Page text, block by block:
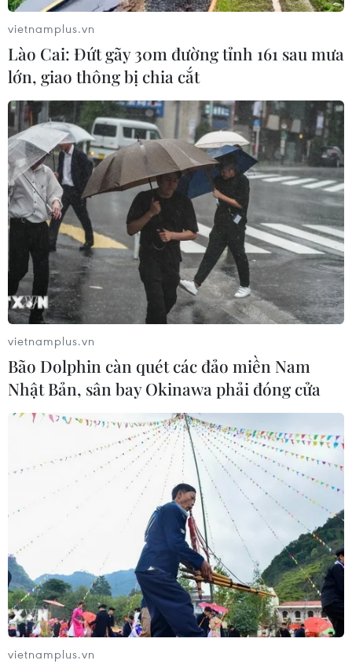
Nhà hát Lớn mở rộng cửa với các loại hình nghệ thuật truyền
thống. (Ảnh: Doãn Đức/Vietnam+)
Tái hiện hình ảnh Hà Nội mùa Đông 1946
Hướng tới kỷ niệm 70 năm ngày Toàn quốc
kháng chiến (19/12/1946-19/12/2016), nhiều
triển lãm ảnh, tư liệu lịch sử được tổ chức; tiêu
biểu như triển lãm “Sống mãi với Thủ đô” tại
Trung tâm Bảo tồn Di sản Thăng Long-Hà Nội
(số 19C Hoàng Diệu, Hà Nội), triển lãm “Bản
hùng ca mùa Đông năm 1946” tại Bảo tàng Lịch
sử Quân sự Việt Nam (số 28A, Điện Biên Phủ, Hà
Nội)…
Các tài liệu, hiện vật được trưng bày một lần
nữa khẳng định những thành quả cách mạng vĩ
đại của dân tộc dưới sự lãnh đạo của Đảng và
Chủ tịch Hồ Chí Minh trong sự nghiệp đấu tranh
giải phóng dân tộc, thống nhất đất nước. Đây
cũng là dịp để công chúng, đặc biệt là thế hệ trẻ
ôn lại truyền thống lịch sử hào hùng của cha
ông.
vietnamplus.vn
Lào Cai: Đứt gãy 30m đường tỉnh 161 sau mưa
lớn, giao thông bị chia cắt
vietnamplus.vn
Bão Dolphin càn quét các đảo miền Nam
Nhật Bản, sân bay Okinawa phải đóng cửa
vietnamplus.vn